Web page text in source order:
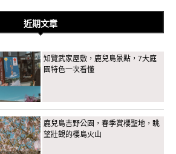
近期文章
知覽武家屋敷，鹿兒島景點，7大庭
園特色一次看懂
鹿兒島吉野公園，春季賞櫻聖地，眺
望壯觀的櫻島火山